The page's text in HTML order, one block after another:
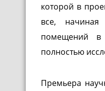
которой в
все,
помещений в
полностью
Премьера